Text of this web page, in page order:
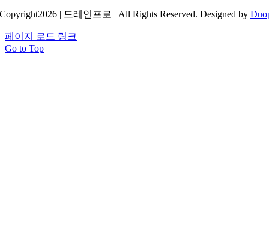
| 드레인프로 | All Rights Reserved. Designed by
페이지 로드 링크
Go to Top